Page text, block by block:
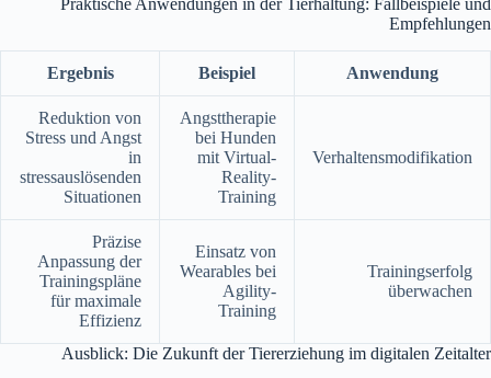
Praktische Anwendungen in der Tierhaltung: Fallbeispiele und
Empfehlungen
Anwendung
Beispiel
Ergebnis
Verhaltensmodifikation
Angsttherapie
bei Hunden
mit Virtual-
Reality-
Training
Reduktion von
Stress und Angst
in
stressauslösenden
Situationen
Trainingserfolg
überwachen
Einsatz von
Wearables bei
Agility-
Training
Präzise
Anpassung der
Trainingspläne
für maximale
Effizienz
Ausblick: Die Zukunft der Tiererziehung im digitalen Zeitalter